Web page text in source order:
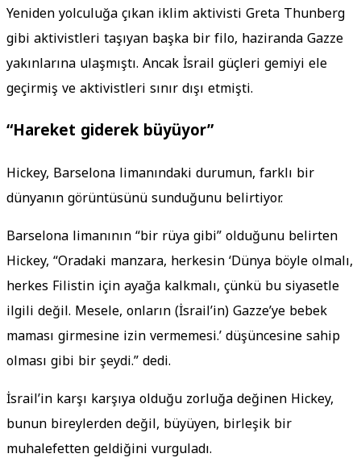
Yeniden yolculuğa çıkan iklim aktivisti Greta Thunberg
gibi aktivistleri taşıyan başka bir filo, haziranda Gazze
yakınlarına ulaşmıştı. Ancak İsrail güçleri gemiyi ele
geçirmiş ve aktivistleri sınır dışı etmişti.
“Hareket giderek büyüyor”
Hickey, Barselona limanındaki durumun, farklı bir
dünyanın görüntüsünü sunduğunu belirtiyor.
Barselona limanının “bir rüya gibi” olduğunu belirten
Hickey, “Oradaki manzara, herkesin ‘Dünya böyle olmalı,
herkes Filistin için ayağa kalkmalı, çünkü bu siyasetle
ilgili değil. Mesele, onların (İsrail’in) Gazze’ye bebek
maması girmesine izin vermemesi.’ düşüncesine sahip
olması gibi bir şeydi.” dedi.
İsrail’in karşı karşıya olduğu zorluğa değinen Hickey,
bunun bireylerden değil, büyüyen, birleşik bir
muhalefetten geldiğini vurguladı.